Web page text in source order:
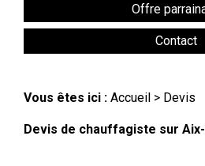
Offre
Contact
Vous êtes ici : Accueil> Devis
Devis de chauffagiste sur